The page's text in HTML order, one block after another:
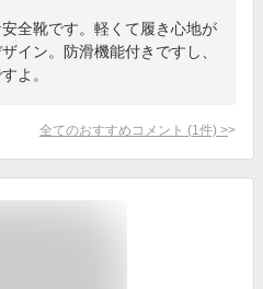
全靴です。軽くて履き心地が
イン。防滑機能付きですし、
よ。
全てのおすすめコメント (1 件) >